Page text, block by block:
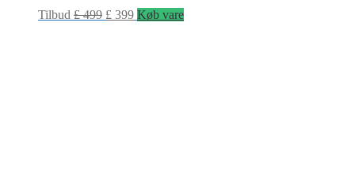
Tilbud £499 £ 399 Køb vare